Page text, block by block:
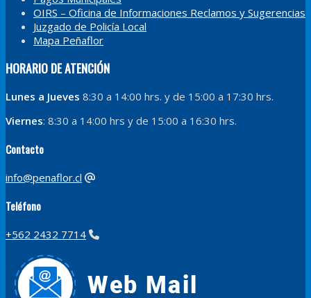
OIRS – Oficina de Informaciones Reclamos y Sugerencias
Juzgado de Policía Local
Mapa Peñaflor
HORARIO DE ATENCIÓN
Lunes a Jueves 8:30 a 14:00 hrs. y de 15:00 a 17:30 hrs.
Viernes: 8:30 a 14:00 hrs y de 15:00 a 16:30 hrs.
Contacto
info@penaflor.cl
Teléfono
+562 2432 7714